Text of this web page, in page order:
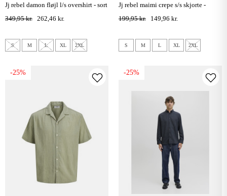
jj rebel damon fløjl l/s overshirt - sort
349,95 kr. 262,46 kr.
S M L XL 2XL
jj rebel maimi crepe s/s skjorte -
moonbeam
199,95 kr. 149,96 kr.
S M L XL 2XL
-25% -25%